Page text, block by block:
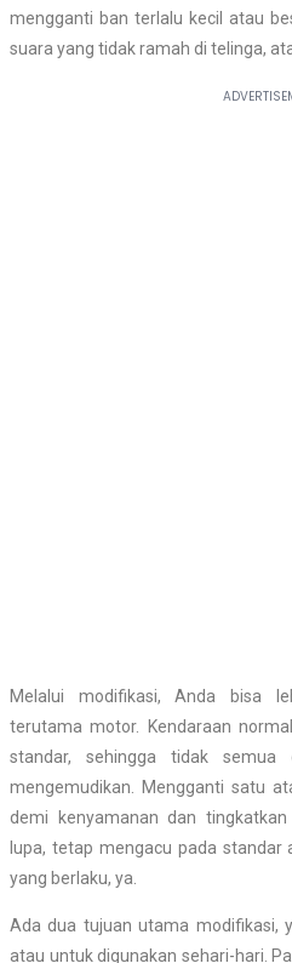
mengganti ban terlalu kecil atau
suara yang tidak ramah di telinga,
Melalui modifikasi, Anda bisa
terutama motor. Kendaraan
standar, sehingga tidak semua
mengemudikan. Mengganti satu
demi kenyamanan dan
lupa, tetap mengacu pada standar
yang berlaku, ya.
Ada dua tujuan utama modifikasi,
atau untuk digunakan sehari-hari.